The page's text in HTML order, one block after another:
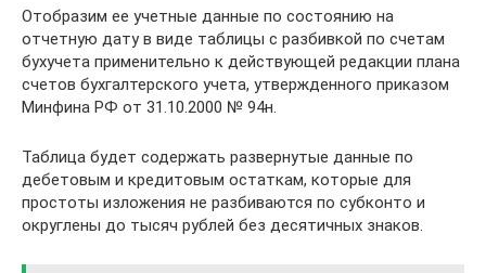
Отобразим ее учетные данные по состоянию на
отчетную дату в виде таблицы с разбивкой по счетам
бухучета применительно к действующей редакции плана
счетов бухгалтерского учета, утвержденного приказом
Минфина РФ от 31.10.2000 № 94н.
Таблица будет содержать развернутые данные по
дебетовым и кредитовым остаткам, которые для
простоты изложения не разбиваются по субконто и
округлены до тысяч рублей без десятичных знаков.